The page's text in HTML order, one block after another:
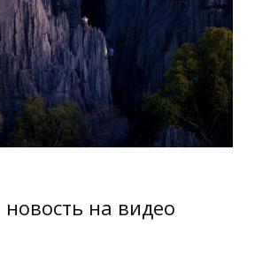
новость на видео